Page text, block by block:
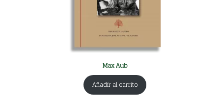
Max Aub
Añadir al carrito